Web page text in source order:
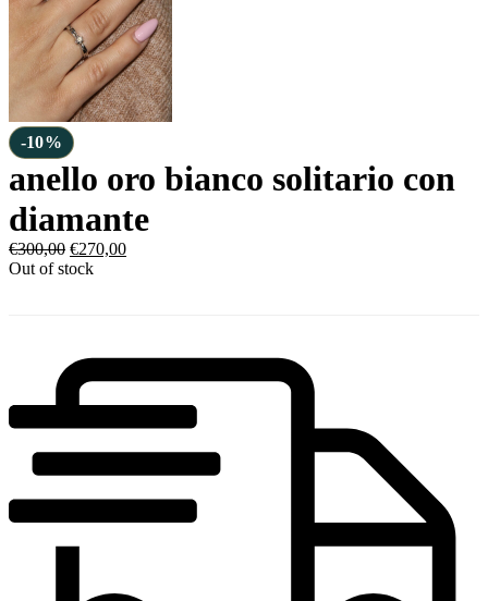
-10%
anello oro bianco solitario con
diamante
€300,00 €270,00
Out of stock